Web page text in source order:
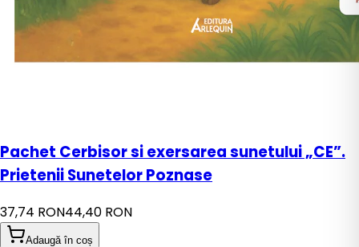
Pachet Cerbisor si exersarea sunetului „CE”.
Prietenii Sunetelor Poznase
37,74 RON44,40 RON
Adaugă în coș